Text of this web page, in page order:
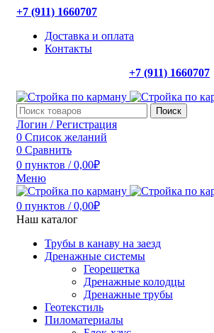
+7 (911) 1660707
Доставка и оплата
Контакты
+7 (911) 1660707
Поиск
Логин / Регистрация
0 Список желаний
0 Сравнить
0 пунктов / 0,00₽
Меню
0 пунктов / 0,00₽
Наш каталог
Трубы в канаву на заезд
Дренажные системы
Георешетка
Дренажные колодцы
Дренажные трубы
Геотекстиль
Пиломатериалы